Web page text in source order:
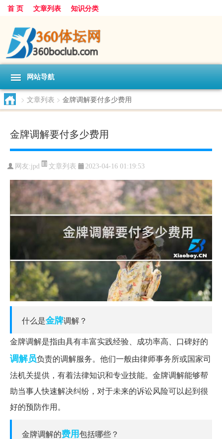
首 页 文章列表 知识分类
网站导航
> 文章列表 > 金牌调解要付多少费用
金牌调解要付多少费用
网友:jpd 文章列表 2023-04-16 01:19:53
什么是金牌调解？
金牌调解是指由具有丰富实践经验、成功率高、口碑好的
调解员负责的调解服务。他们一般由律师事务所或国家司
法机关提供，有着法律知识和专业技能。金牌调解能够帮
助当事人快速解决纠纷，对于未来的诉讼风险可以起到很
好的预防作用。
金牌调解的费用包括哪些？